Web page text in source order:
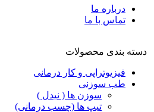
درباره ما
تماس با ما
دسته بندی محصولات
فیزیوتراپی و کار درمانی
طب سوزنی
سوزن ها ( نیدل )
تیپ ها (چسب درمانی)